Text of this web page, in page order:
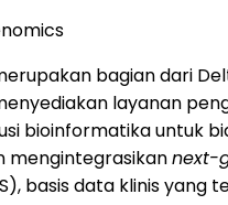
bagian dari
layanan
bioinformatika untuk
mengintegrasikannext-
basis data klinis yang